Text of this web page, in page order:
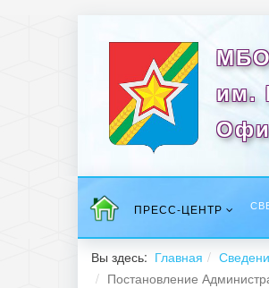
им.
ПРЕСС-ЦЕНТР
Вы здесь: Главная
Постановление